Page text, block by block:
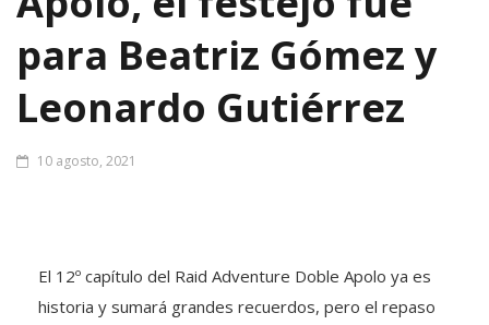
para Beatriz Gómez y
Leonardo Gutiérrez
historia y sumará grandes recuerdos, pero el repaso
sigue. Luego del racconto por lo vivido el pasado